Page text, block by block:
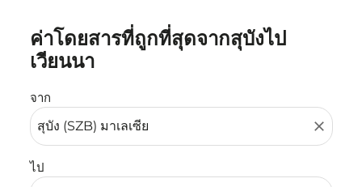
ค่าโดยสารที่ถูกที่สุดจากสุบังไป
เวียนนา
จาก
close
ไป
ลองอัปเดตเส้นทางของคุณ (ต้นทางและ/หรือปลายทาง) หรื